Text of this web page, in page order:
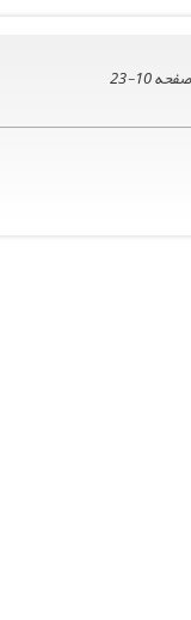
10-23